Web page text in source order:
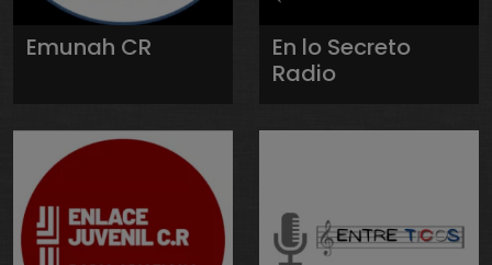
Emunah CR
En lo Secreto
Radio